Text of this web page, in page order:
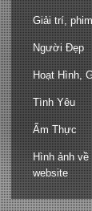
Giải trí,
Người Đẹp
Hoạt Hình,
Tình Yêu
Ẩm Thực
Hình ảnh về
website